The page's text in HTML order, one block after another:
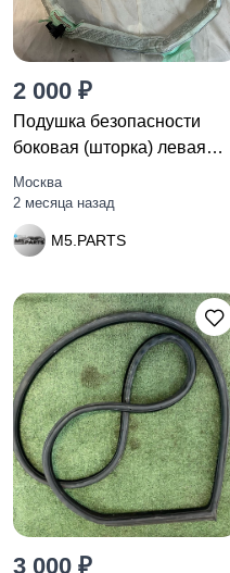
2 000 ₽
Подушка безопасности
боковая (шторка) левая
BMW 3
Москва
2 месяца назад
M5.PARTS
3 000 ₽